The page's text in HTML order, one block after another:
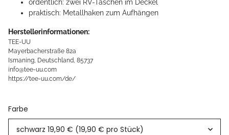
ordentlich: zwei RV-Taschen im Deckel
praktisch: Metallhaken zum Aufhängen
Herstellerinformationen:
TEE-UU
Mayerbacherstraße 82a
Ismaning, Deutschland, 85737
info@tee-uu.com
https://tee-uu.com/de/
Farbe
schwarz 19,90 € (19,90 € pro Stück)